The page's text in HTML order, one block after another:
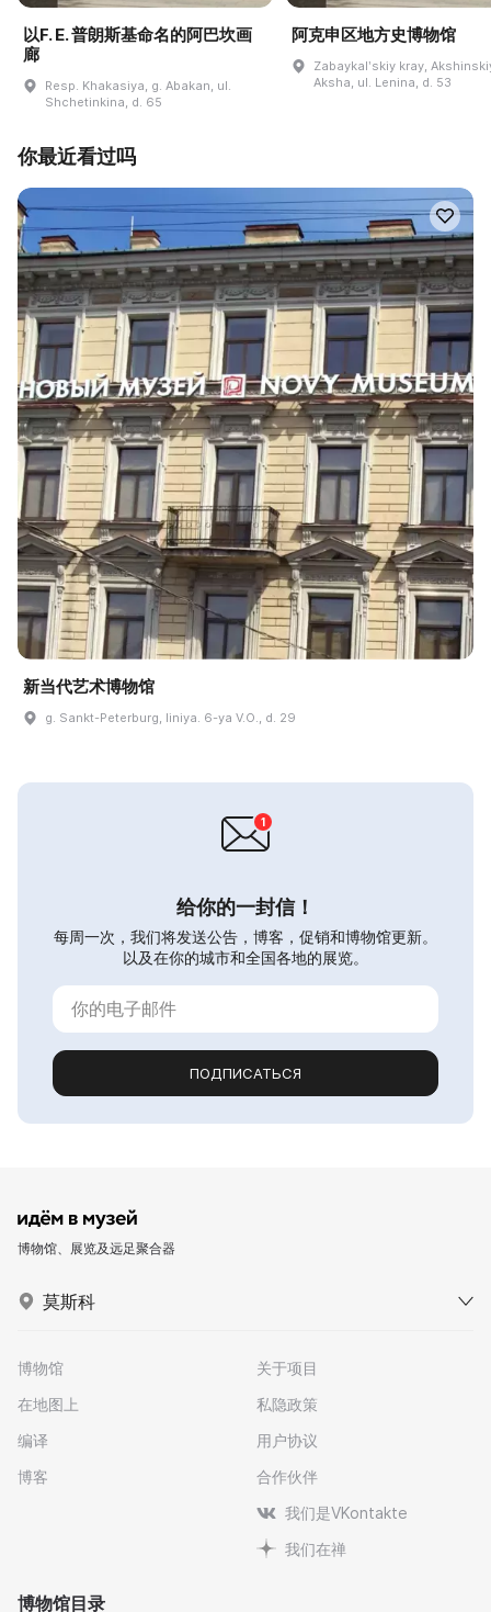
以F. E. 普朗斯基命名的阿巴坎画
廊
Resp. Khakasiya, g. Abakan, ul.
Shchetinkina, d. 65
阿克申区地方史博物馆
Zabaykalʹskiy kray,
Aksha, ul. Lenina, d. 53
你最近看过吗
新当代艺术博物馆
g. Sankt-Peterburg, liniya. 6-ya V.O., d. 29
给你的一封信！
每周一次，我们将发送公告，博客，促销和博物馆更新。
以及在你的城市和全国各地的展览。
ПОДПИСАТЬСЯ
博物馆、展览及远足聚合器
莫斯科
博物馆
在地图上
编译
博客
关于项目
私隐政策
用户协议
合作伙伴
我们是VKontakte
我们在禅
博物馆目录